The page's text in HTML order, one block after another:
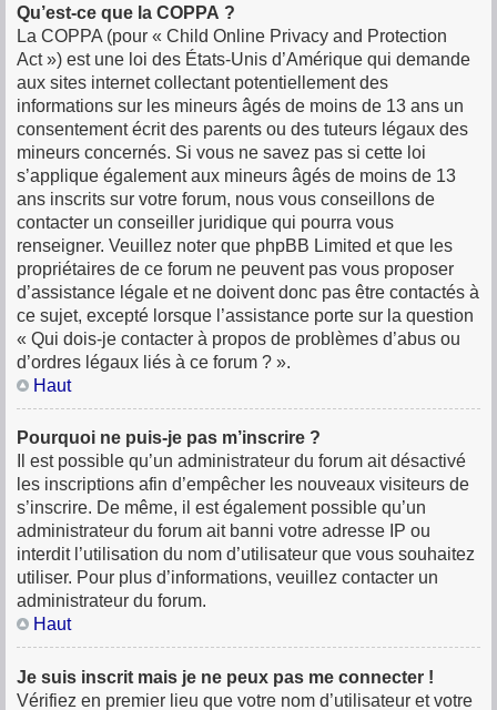
Qu’est-ce que la COPPA ?
La COPPA (pour « Child Online Privacy and Protection
Act ») est une loi des États-Unis d’Amérique qui demande
aux sites internet collectant potentiellement des
informations sur les mineurs âgés de moins de 13 ans un
consentement écrit des parents ou des tuteurs légaux des
mineurs concernés. Si vous ne savez pas si cette loi
s’applique également aux mineurs âgés de moins de 13
ans inscrits sur votre forum, nous vous conseillons de
contacter un conseiller juridique qui pourra vous
renseigner. Veuillez noter que phpBB Limited et que les
propriétaires de ce forum ne peuvent pas vous proposer
d’assistance légale et ne doivent donc pas être contactés à
ce sujet, excepté lorsque l’assistance porte sur la question
« Qui dois-je contacter à propos de problèmes d’abus ou
d’ordres légaux liés à ce forum ? ».
Haut
Pourquoi ne puis-je pas m’inscrire ?
Il est possible qu’un administrateur du forum ait désactivé
les inscriptions afin d’empêcher les nouveaux visiteurs de
s’inscrire. De même, il est également possible qu’un
administrateur du forum ait banni votre adresse IP ou
interdit l’utilisation du nom d’utilisateur que vous souhaitez
utiliser. Pour plus d’informations, veuillez contacter un
administrateur du forum.
Haut
Je suis inscrit mais je ne peux pas me connecter !
Vérifiez en premier lieu que votre nom d’utilisateur et votre